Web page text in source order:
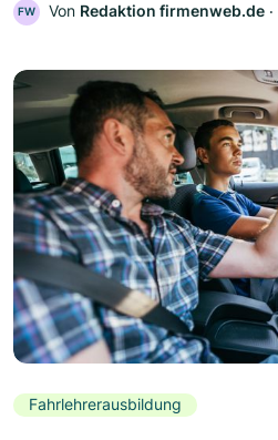
FW Von Redaktion firmenweb.de ‧
Fahrlehrerausbildung